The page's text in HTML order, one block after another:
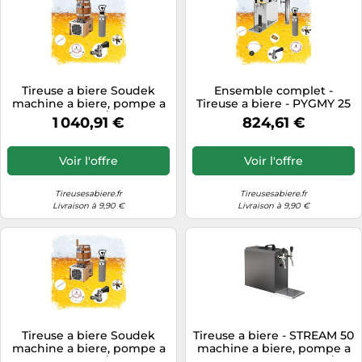
Tireuse a biere Soudek
machine a biere, pompe a
biere 1 ligne, 1/8 HP, 20
litres/h, professionnelle
1 040,91 €
Voir l'offre
Tireusesabiere.fr
Livraison à 9,90 €
Ensemble complet -
Tireuse a biere - PYGMY 25
LE machine a biere, pompe
a biere 1 ligne, 20 litres/h, y
Green Line NC adaptateur
824,61 €
Voir l'offre
Tireusesabiere.fr
Livraison à 9,90 €
Tireuse a biere Soudek
machine a biere, pompe a
Tireuse a biere - STREAM 50
machine a biere, pompe a